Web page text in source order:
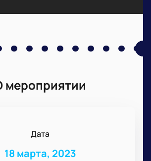
мероприятии
Дата
18 марта, 2023